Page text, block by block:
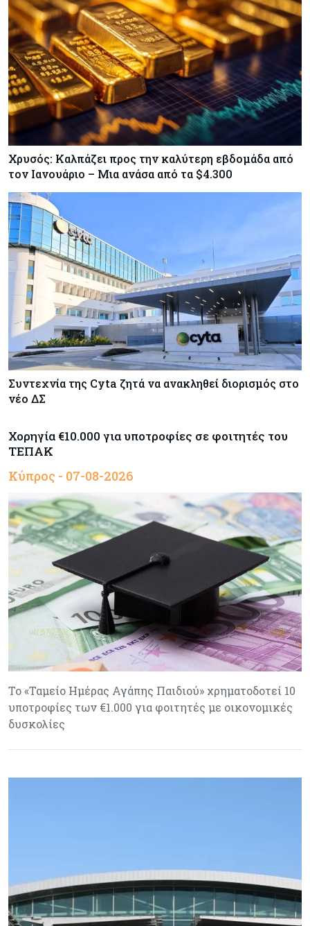
Χρυσός: Καλπάζει προς την καλύτερη εβδομάδα από
τον Ιανουάριο – Μια ανάσα από τα $4.300
Συντεχνία της Cyta ζητά να ανακληθεί διορισμός στο
νέο ΔΣ
Χορηγία €10.000 για υποτροφίες σε φοιτητές του
ΤΕΠΑΚ
Κύπρος - 07-08-2026
Το «Ταμείο Ημέρας Αγάπης Παιδιού» χρηματοδοτεί 10
υποτροφίες των €1.000 για φοιτητές με οικονομικές
δυσκολίες